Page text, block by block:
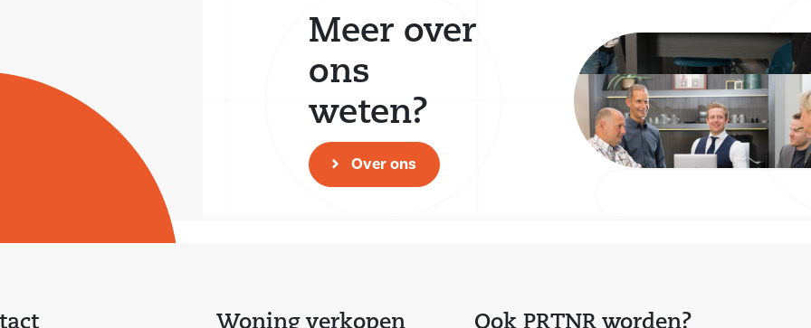
Meer over
ons
weten?
Over ons
Woning verkopen Ook PRTNR worden?